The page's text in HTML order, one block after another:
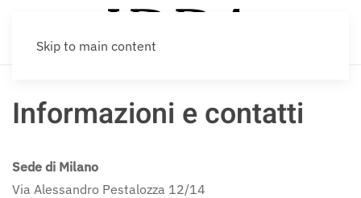
Skip to main content
Informazioni e contatti
Sede di Milano
Via Alessandro Pestalozza 12/14